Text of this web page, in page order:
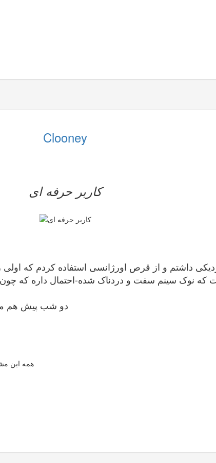
Clooney
کاربر حرفه ای
دو شب پیش هم
همه این